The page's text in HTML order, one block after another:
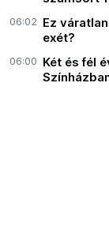
06:02 Ez
exét?
06:00 Két és fél